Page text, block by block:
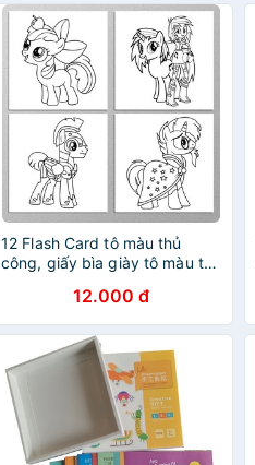
12 Flash Card tô màu thủ
công, giấy bìa giày tô màu thủ
kích thước 9cm x 9cm)
12.000 đ